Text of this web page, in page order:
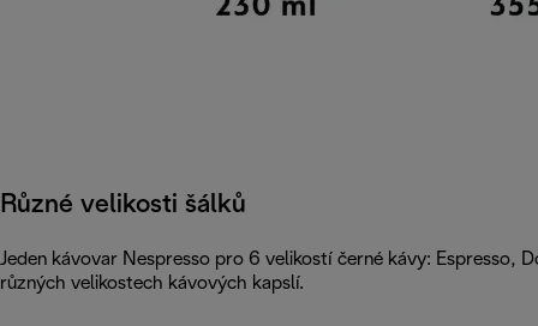
Různé velikosti šálků
Jeden kávovar Nespresso pro 6 velikostí černé kávy: Espresso,
různých velikostech kávových kapslí.